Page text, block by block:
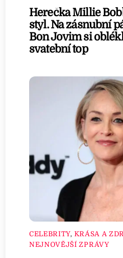
Herečka Millie
styl. Na zásnubní
Bon Jovim si
svatební top
CELEBRITY, KRÁSA A
NEJNOVĚJŠÍ ZPRÁVY